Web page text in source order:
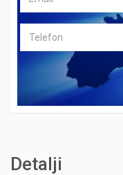
Detalji